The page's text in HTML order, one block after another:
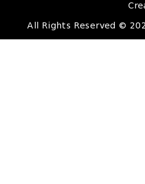
All Rights Reserved ©